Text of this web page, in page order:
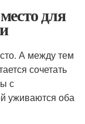
для
А между тем
сочетать
с
уживаются оба